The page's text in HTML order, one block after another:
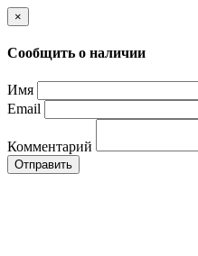
×
Сообщить о наличии
Имя
Email
Комментарий
Отправить